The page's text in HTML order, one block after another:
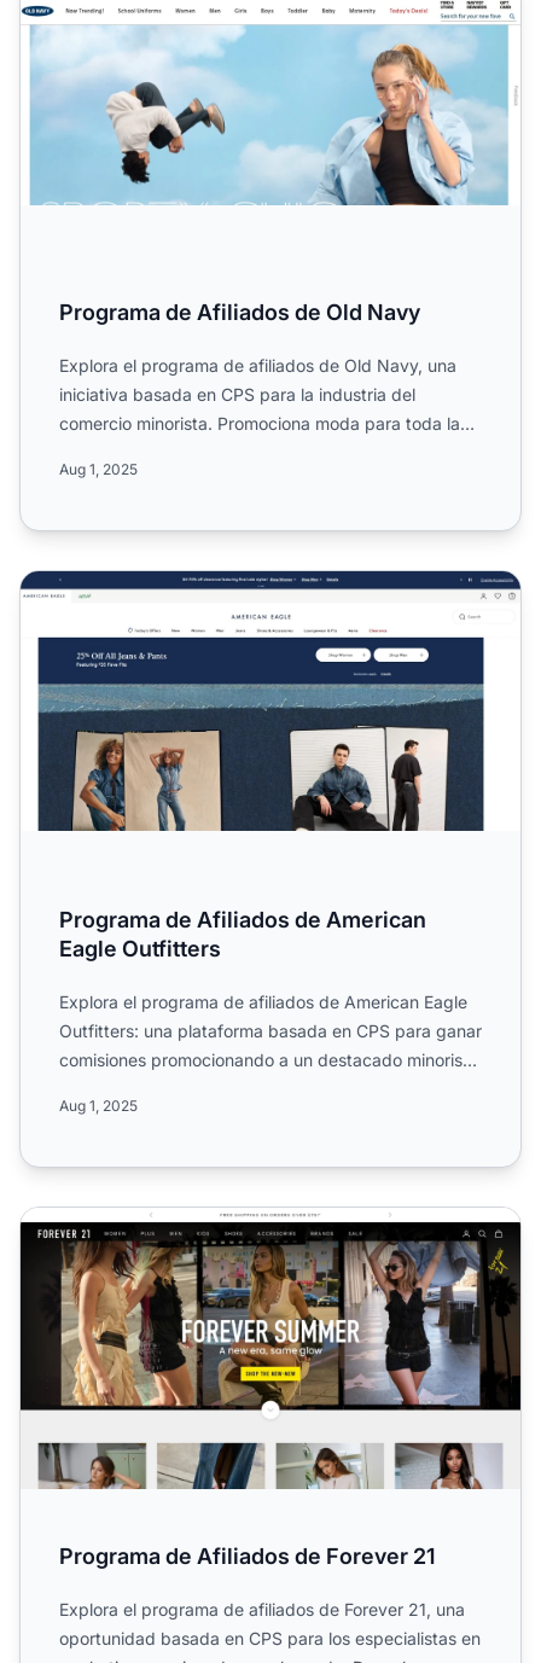
Programa de Afiliados de Old Navy
Explora el programa de afiliados de Old Navy, una
iniciativa basada en CPS para la industria del
comercio minorista. Promociona moda para toda la
Aug 1, 2025
Programa de Afiliados de American Eagle Outfitters
Programa de Afiliados de American
Eagle Outfitters
Explora el programa de afiliados de American Eagle
Outfitters: una plataforma basada en CPS para ganar
comisiones promocionando a un destacado minorista
Aug 1, 2025
Programa de Afiliados de Forever 21
Programa de Afiliados de Forever 21
Explora el programa de afiliados de Forever 21, una
oportunidad basada en CPS para los especialistas en